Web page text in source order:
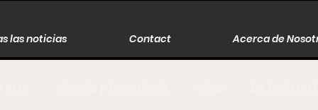
las noticias Contact Acerca de